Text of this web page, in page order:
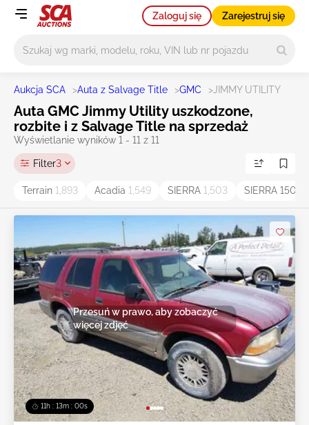
Zaloguj się Zarejestruj się
Aukcja SCA >Auta z Salvage Title >GMC > JIMMY UTILITY
Auta GMC Jimmy Utility uszkodzone,
rozbite i z Salvage Title na sprzedaż
Wyświetlanie wyników 1 - 11 z 11
Filter3
Terrain 1,893 Acadia 1,549 SIERRA 1,503 SIERRA 1500
11h : 12m : 59s
Przesuń w prawo, aby zobaczyć
więcej zdjęć